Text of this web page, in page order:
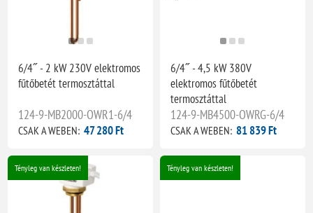
6/4˝ - 2 kW 230V elektromos
fűtőbetét termosztáttal
124-9-MB2000-OWR1-6/4
CSAK A WEBEN: 47 280 Ft
6/4˝ - 4,5 kW 380V
elektromos fűtőbetét
termosztáttal
124-9-MB4500-OWRG-6/4
CSAK A WEBEN: 81 839 Ft
Tényleg van készleten! Tényleg van készleten!